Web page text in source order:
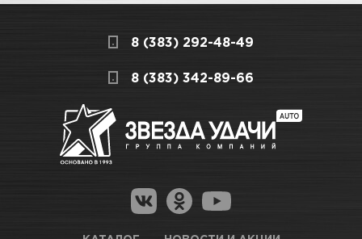
8 (383) 292-48-49
8 (383) 342-89-66